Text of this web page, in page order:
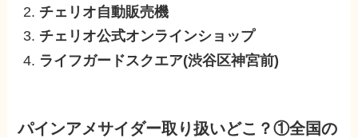
チェリオ自動販売機
チェリオ公式オンラインショップ
ライフガードスクエア(渋谷区神宮前)
パインアメサイダー取り扱いどこ？①全国の